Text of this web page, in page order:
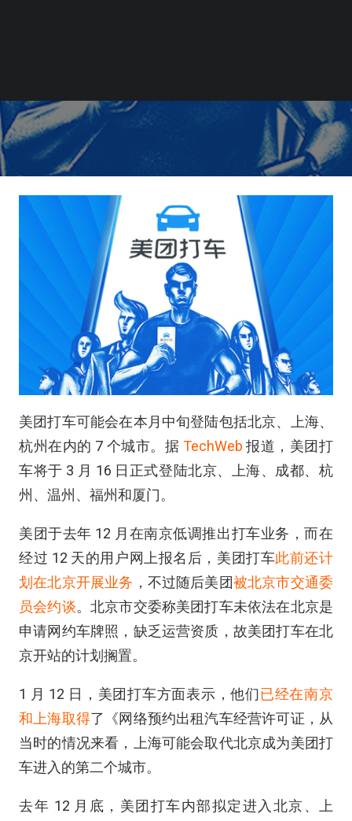
美团打车可能会在本月中旬登陆包括北京、上海、
杭州在内的 7 个城市。据 TechWeb 报道，美团打
车将于 3 月 16 日正式登陆北京、上海、成都、杭
州、温州、福州和厦门。
美团于去年 12 月在南京低调推出打车业务，而在
经过 12 天的用户网上报名后，美团打车此前还计
划在北京开展业务 ，不过随后美团被北京市交通委
员会约谈。北京市交委称美团打车未依法在北京是
申请网约车牌照，缺乏运营资质，故美团打车在北
京开站的计划搁置。
1 月 12 日，美团打车方面表示，他们已经在南京
和上海取得了《网络预约出租汽车经营许可证，从
当时的情况来看，上海可能会取代北京成为美团打
车进入的第二个城市。
去年 12 月底，美团打车内部拟定进入北京、上